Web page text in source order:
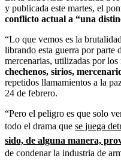
y publicada este martes, el
conflicto actual a “una
“Lo que vemos es la
librando esta guerra por parte
mercenarias, utilizadas por los
chechenos, sirios,
repetidos llamamientos a la
24 de febrero.
“Pero el peligro es que solo
todo el drama que se juega
sido, de alguna manera,
de condenar la industria de